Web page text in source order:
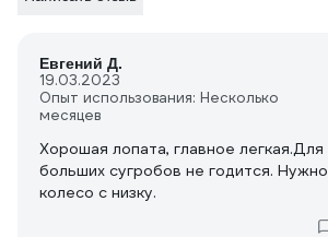
Евгений Д.
19.03.2023
Опыт использования: Несколько
месяцев
Хорошая лопата, главное легкая.Для
больших сугробов не годится. Нужно
колесо с низку.